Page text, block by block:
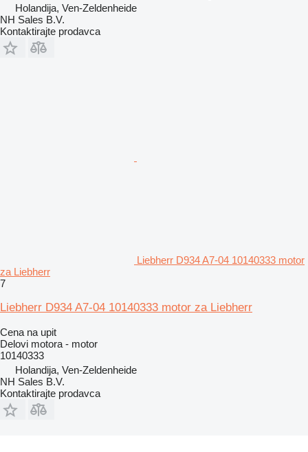
Holandija, Ven-Zeldenheide
NH Sales B.V.
Kontaktirajte prodavca
Liebherr D934 A7-04 10140333 motor
za Liebherr
7
Liebherr D934 A7-04 10140333 motor za Liebherr
Cena na upit
Delovi motora - motor
10140333
Holandija, Ven-Zeldenheide
NH Sales B.V.
Kontaktirajte prodavca